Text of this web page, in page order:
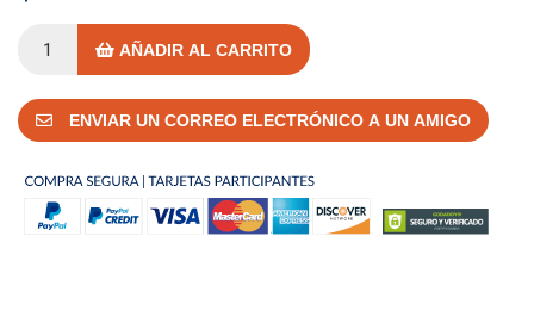
AÑADIR AL CARRITO
ENVIAR UN CORREO ELECTRÓNICO A UN AMIGO